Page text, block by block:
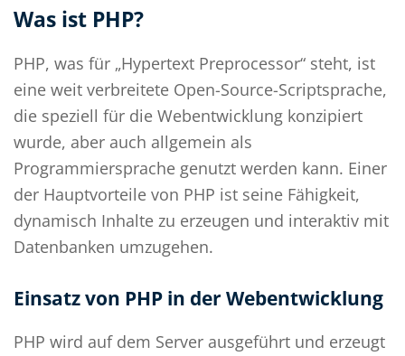
Was ist PHP?
PHP, was für „Hypertext Preprocessor“ steht, ist
eine weit verbreitete Open-Source-Scriptsprache,
die speziell für die Webentwicklung konzipiert
wurde, aber auch allgemein als
Programmiersprache genutzt werden kann. Einer
der Hauptvorteile von PHP ist seine Fähigkeit,
dynamisch Inhalte zu erzeugen und interaktiv mit
Datenbanken umzugehen.
Einsatz von PHP in der Webentwicklung
PHP wird auf dem Server ausgeführt und erzeugt